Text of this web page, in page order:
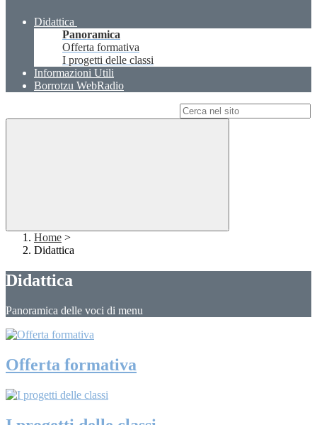
Didattica
Panoramica
Offerta formativa
I progetti delle classi
Informazioni Utili
Borrotzu WebRadio
Home >
Didattica
Didattica
Panoramica delle voci di menu
Offerta formativa